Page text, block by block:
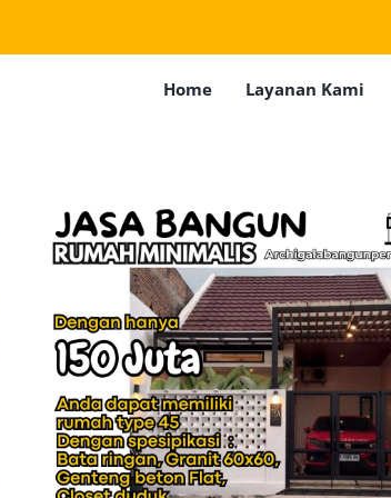
Home Layanan Kami